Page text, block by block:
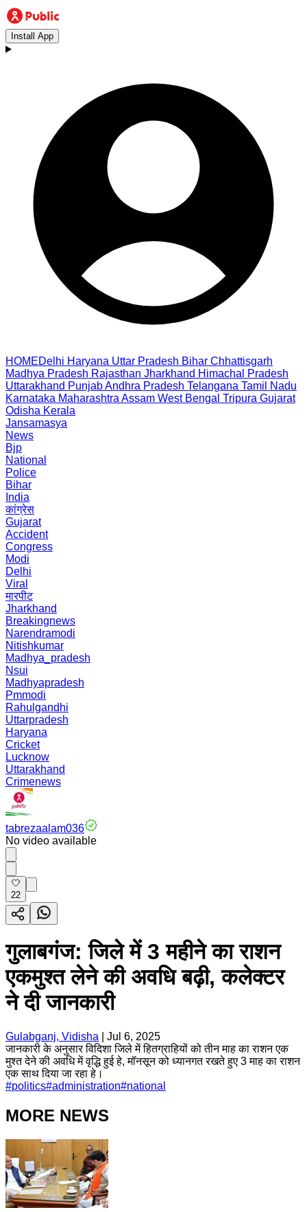
Install App
HOMEDelhi Haryana Uttar Pradesh Bihar Chhattisgarh
Madhya Pradesh Rajasthan Jharkhand Himachal Pradesh
Uttarakhand PunjabAndhra Pradesh Telangana Tamil Nadu
Karnataka Maharashtra Assam West Bengal Tripura Gujarat
Odisha Kerala
Jansamasya
News
Bjp
National
Police
Bihar
India
कांग्रेस
Gujarat
Accident
Congress
Modi
Delhi
Viral
मारपीट
Jharkhand
Breakingnews
Narendramodi
Nitishkumar
Madhya_pradesh
Nsui
Madhyapradesh
Pmmodi
Rahulgandhi
Uttarpradesh
Haryana
Cricket
Lucknow
Uttarakhand
Crimenews
tabrezaalam036
No video available
22
गुलाबगंज: जिले में 3 महीने का राशन
एकमुश्त लेने की अवधि बढ़ी, कलेक्टर
ने दी जानकारी
Gulabganj, Vidisha
Jul 6, 2025
जानकारी के अनुसार विदिशा जिले में हितग्राहियों को तीन माह का राशन एक
मुश्त देने की अवधि में वृद्धि हुई हे, मॉनसून को ध्यानगत रखते हुए 3 माह का राशन
एक साथ दिया जा रहा हे।
#politics#administration#national
MORE NEWS